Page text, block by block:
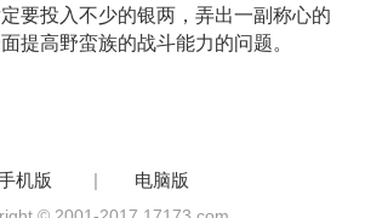
要投入不少的银两，弄出一副称心的
提高野蛮族的战斗能力的问题。
机版 | 电脑版